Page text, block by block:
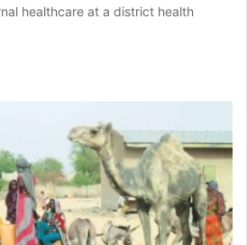
healthcare at a district health